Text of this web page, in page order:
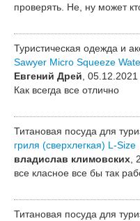
проверять. Не, ну может
Туристическая одежда и
Sawyer Micro Squeeze
Евгений Дрей , 05.12.2021
Как всегда все отлично
Титановая посуда для
гриля (сверхлегкая) L-Size
владислав климовских ,
все класное все бы так
Титановая посуда для